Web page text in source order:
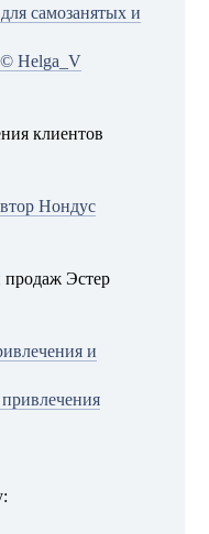
самозанятых и
Helga_V
клиентов
Нондус
продаж Эстер
и